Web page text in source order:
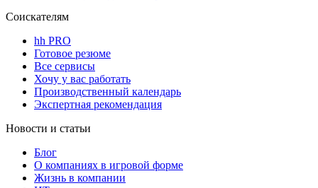
Соискателям
hh PRO
Готовое резюме
Все сервисы
Хочу у вас работать
Производственный календарь
Экспертная рекомендация
Новости и статьи
Блог
О компаниях в игровой форме
Жизнь в компании